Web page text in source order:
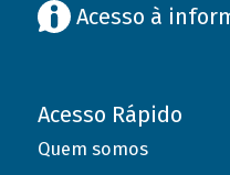
Acesso à
Acesso Rápido
Quem somos